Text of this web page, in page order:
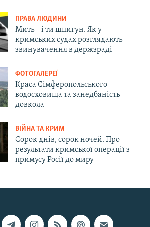
ПРАВА ЛЮДИНИ
Мить – і ти шпигун. Як у
кримських судах розглядають
звинувачення в держзраді
ФОТОГАЛЕРЕЇ
Краса Сімферопольського
водосховища та занедбаність
довкола
ВІЙНА ТА КРИМ
Сорок днів, сорок ночей. Про
результати кримської операції з
примусу Росії до миру